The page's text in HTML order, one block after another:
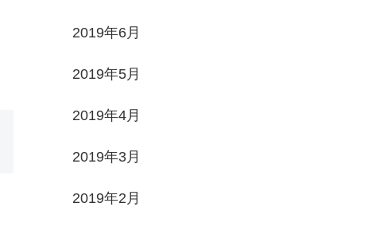
2019年6月
2019年5月
2019年4月
2019年3月
2019年2月